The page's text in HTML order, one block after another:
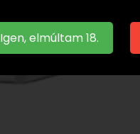
Igen, elmúltam 18.